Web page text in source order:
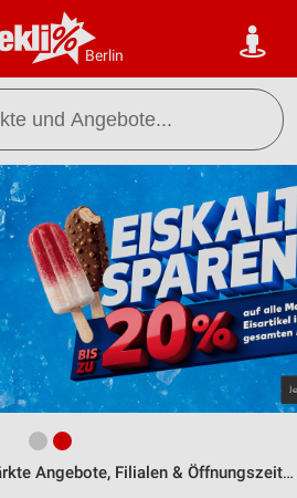
Berlin
Angebote, Filialen & Öffnungszeiten